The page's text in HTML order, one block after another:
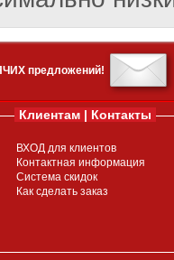
предложений!
Клиентам | Контакты
ВХОД для клиентов
Контактная информация
Система скидок
Как сделать заказ